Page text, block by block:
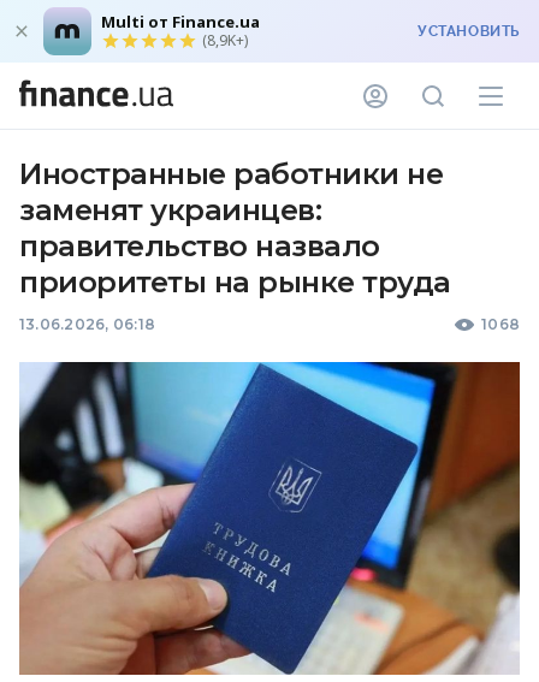
Multi от Finance.ua
(8,9K+) УСТАНОВИТЬ
Иностранные работники не
заменят украинцев:
правительство назвало
приоритеты на рынке труда
13.06.2026, 06:18 1068